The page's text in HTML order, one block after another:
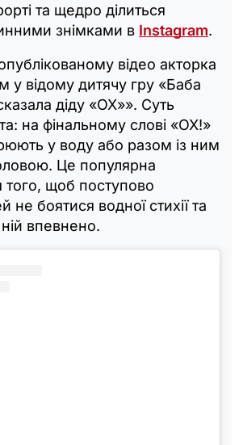
та щедро ділиться
знімками в Instagram.
відео акторка
у відому дитячу гру «Баба
діду «ОХ»». Суть
на фінальному слові «ОХ!»
у воду або разом із ним
Це популярна
того, щоб поступово
не боятися водної стихії та
впевнено.